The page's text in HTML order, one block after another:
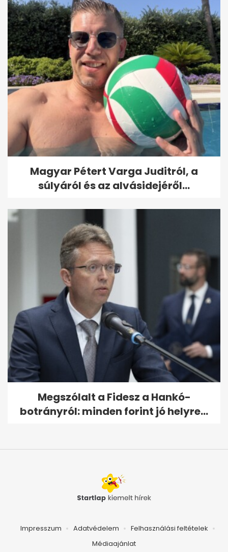
Magyar Pétert Varga Juditról, a
súlyáról és az alvásidejéről...
Megszólalt a Fidesz a Hankó-
botrányról: minden forint jó helyre...
Impresszum Adatvédelem
Felhasználási feltételek
Médiaajánlat